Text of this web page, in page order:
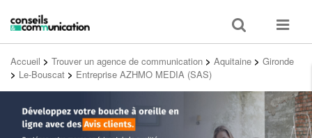
Toggle
search
Toggle
Accueil > Trouver un agence de communication > Aquitaine > Gironde
> Le-Bouscat > Entreprise AZHMO MEDIA (SAS)